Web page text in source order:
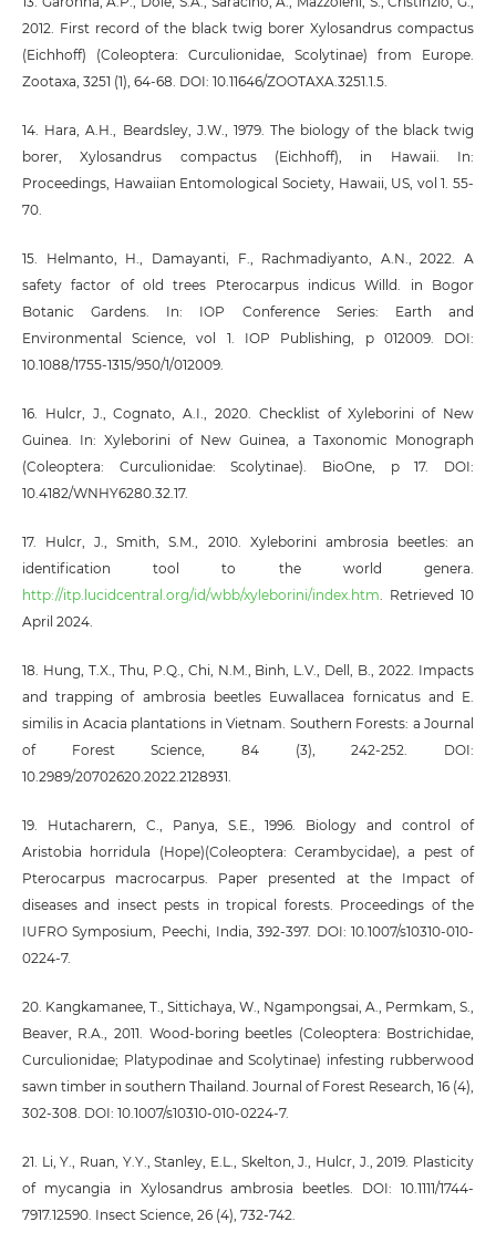
2012. First record of the black twig borer Xylosandrus compactus
(Eichhoff) (Coleoptera: Curculionidae, Scolytinae) from Europe.
Zootaxa, 3251 (1), 64-68. DOI: 10.11646/ZOOTAXA.3251.1.5.
14. Hara, A.H., Beardsley, J.W., 1979. The biology of the black twig
borer, Xylosandrus compactus (Eichhoff), in Hawaii. In:
Proceedings, Hawaiian Entomological Society, Hawaii, US, vol 1. 55-
70.
15. Helmanto, H., Damayanti, F., Rachmadiyanto, A.N., 2022. A
safety factor of old trees Pterocarpus indicus Willd. in Bogor
Botanic Gardens. In: IOP Conference Series: Earth and
Environmental Science, vol 1. IOP Publishing, p 012009. DOI:
10.1088/1755-1315/950/1/012009.
16. Hulcr, J., Cognato, A.I., 2020. Checklist of Xyleborini of New
Guinea. In: Xyleborini of New Guinea, a Taxonomic Monograph
(Coleoptera: Curculionidae: Scolytinae). BioOne, p 17. DOI:
10.4182/WNHY6280.32.17.
17. Hulcr, J., Smith, S.M., 2010. Xyleborini ambrosia beetles: an
identification tool to the world genera.
http://itp.lucidcentral.org/id/wbb/xyleborini/index.htm . Retrieved 10
April 2024.
18. Hung, T.X., Thu, P.Q., Chi, N.M., Binh, L.V., Dell, B., 2022. Impacts
and trapping of ambrosia beetles Euwallacea fornicatus and E.
similis in Acacia plantations in Vietnam. Southern Forests: a Journal
of Forest Science, 84 (3), 242-252. DOI:
10.2989/20702620.2022.2128931.
19. Hutacharern, C., Panya, S.E., 1996. Biology and control of
Aristobia horridula (Hope)(Coleoptera: Cerambycidae), a pest of
Pterocarpus macrocarpus. Paper presented at the Impact of
diseases and insect pests in tropical forests. Proceedings of the
IUFRO Symposium, Peechi, India, 392-397. DOI: 10.1007/s10310-010-
0224-7.
20. Kangkamanee, T., Sittichaya, W., Ngampongsai, A., Permkam, S.,
Beaver, R.A., 2011. Wood-boring beetles (Coleoptera: Bostrichidae,
Curculionidae; Platypodinae and Scolytinae) infesting rubberwood
sawn timber in southern Thailand. Journal of Forest Research, 16 (4),
302-308. DOI: 10.1007/s10310-010-0224-7.
21. Li, Y., Ruan, Y.Y., Stanley, E.L., Skelton, J., Hulcr, J., 2019. Plasticity
of mycangia in Xylosandrus ambrosia beetles. DOI: 10.1111/1744-
7917.12590. Insect Science, 26 (4), 732-742.